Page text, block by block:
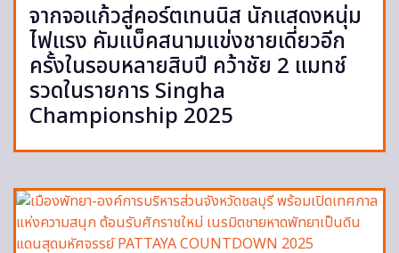
จากจอแก้วสู่คอร์ตเทนนิส นักแสดงหนุ่ม
ไฟแรง คัมแบ็คสนามแข่งชายเดี่ยวอีก
ครั้งในรอบหลายสิบปี คว้าชัย 2 แมทช์
รวดในรายการ Singha
Championship 2025